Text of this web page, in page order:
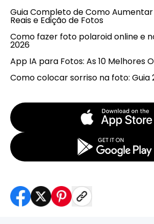
Guia Completo de Como Aumentar
Reais e Edição de Fotos
Como fazer foto polaroid online e
2026
App IA para Fotos: As 10 Melhores
Como colocar sorriso na foto: Guia